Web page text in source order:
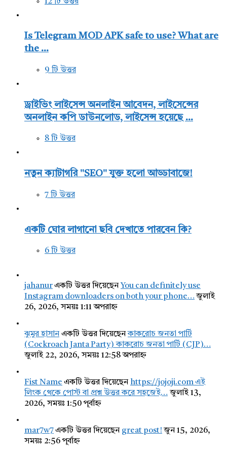
Is Telegram MOD APK safe to use? What are
the ...
9 টি উত্তর
ড্রাইভিং লাইসেন্স অনলাইন আবেদন, লাইসেন্সের
অনলাইন কপি ডাউনলোড, লাইসেন্স হয়েছে ...
8 টি উত্তর
নতুন ক্যাটাগরি "SEO" যুক্ত হলো আড্ডাবাজে!
7 টি উত্তর
একটি ঘোর লাগানো ছবি দেখাতে পারবেন কি?
6 টি উত্তর
jahanurএকটি উত্তর দিয়েছেন You can definitely use
Instagram downloaders on both your phone… জুলাই
26, 2026, সময়ঃ 1:11 অপরাহ্ন
ঝুমুর হাসানএকটি উত্তর দিয়েছেনকাকরোচ জনতা পার্টি
(Cockroach Janta Party) কাকরোচ জনতা পার্টি (CJP)…
জুলাই 22, 2026, সময়ঃ 12:58 অপরাহ্ন
Fist Name একটি উত্তর দিয়েছেন https://jojoji.com এই
লিংক থেকে পোস্ট বা প্রশ্ন উত্তর করে সহজেই… জুলাই 13,
2026, সময়ঃ 1:50 পূর্বাহ্ন
mar7w7একটি উত্তর দিয়েছেন great post! জুন 15, 2026,
সময়ঃ 2:56 পূর্বাহ্ন